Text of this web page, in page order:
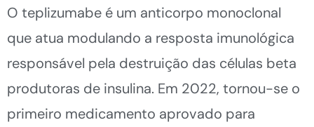
O teplizumabe é um anticorpo monoclonal
que atua modulando a resposta imunológica
responsável pela destruição das células beta
produtoras de insulina. Em 2022, tornou-se o
primeiro medicamento aprovado para